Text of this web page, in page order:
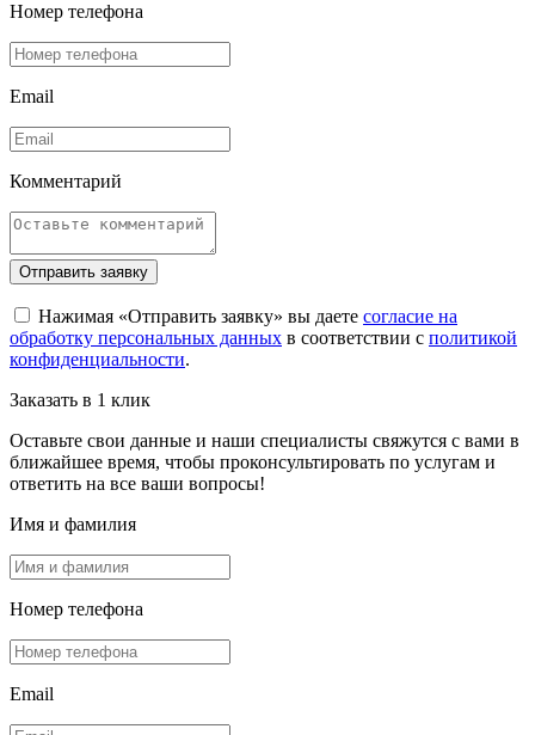
Номер телефона
Email
Комментарий
Отправить заявку
Нажимая «Отправить заявку» вы даете согласие на
обработку персональных данных в соответствии с политикой
конфиденциальности.
Заказать в 1 клик
Оставьте свои данные и наши специалисты свяжутся с вами в
ближайшее время, чтобы проконсультировать по услугам и
ответить на все ваши вопросы!
Имя и фамилия
Номер телефона
Email